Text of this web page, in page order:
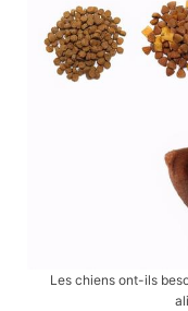
Les chiens ont-ils